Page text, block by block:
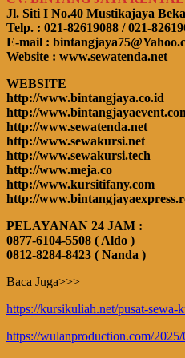
Jl. Siti I No.40 Mustikajaya
Telp. : 021-82619088 / 021-
E-mail :
Website : www.sewatenda.net
WEBSITE
http://www.bintangjaya.co.id
http://
http://www.sewatenda.net
http://www.sewakursi.net
http://www.sewakursi.tech
http://www.meja.co
http://www.kursitifany.com
http://
PELAYANAN 24 JAM :
0877-6104-5508 ( Aldo )
0812-8284-8423 ( Nanda )
Baca Juga>>>
https://kursikuliah.net/pusat-sewa-
https://wulanproduction.com/